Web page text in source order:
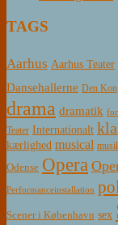
TAGS
Aarhus Aarhus Teater
Dansehallerne Den
drama dramatik
Teater Internationalt
kærlighed musical
Odense Opera
Performanceinstallation
Scener i København sex